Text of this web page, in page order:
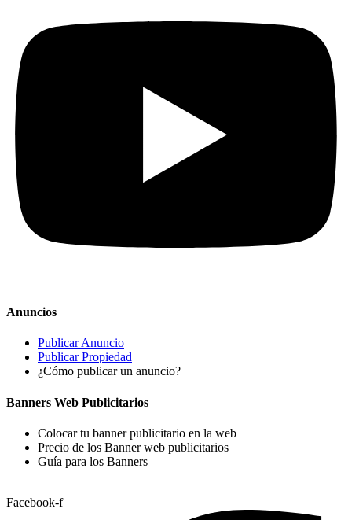
Anuncios
Publicar Anuncio
Publicar Propiedad
¿Cómo publicar un anuncio?
Banners Web Publicitarios
Colocar tu banner publicitario en la web
Precio de los Banner web publicitarios
Guía para los Banners
Facebook-f